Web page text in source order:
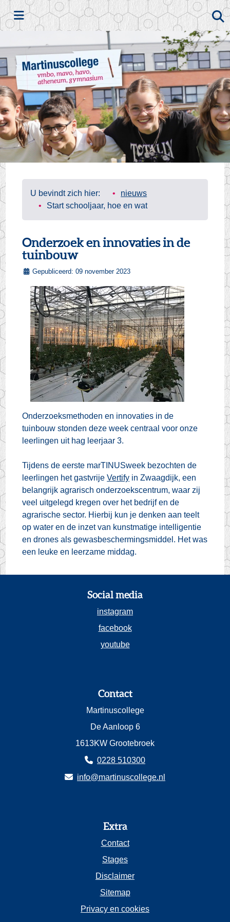
Zoeken
U bevindt zich hier:
nieuws
Start schooljaar, hoe en wat
Onderzoek en innovaties in de
tuinbouw
Gepubliceerd: 09 november 2023
Onderzoeksmethoden en innovaties in de
tuinbouw stonden deze week centraal voor onze
leerlingen uit hag leerjaar 3.
Tijdens de eerste marTINUSweek bezochten de
leerlingen het gastvrijeVertify in Zwaagdijk, een
belangrijk agrarisch onderzoekscentrum, waar zij
veel uitgelegd kregen over het bedrijf en de
agrarische sector. Hierbij kun je denken aan teelt
op water en de inzet van kunstmatige intelligentie
en drones als gewasbeschermingsmiddel. Het was
een leuke en leerzame middag.
Social media
instagram
facebook
youtube
Contact
Martinuscollege
De Aanloop 6
1613KW Grootebroek
0228 510300
info@martinuscollege.nl
Extra
Contact
Stages
Disclaimer
Sitemap
Privacy en cookies